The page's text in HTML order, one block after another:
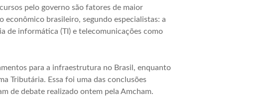
pelo governo são fatores de maior
econômico brasileiro, segundo especialistas: a
de informática (TI) e telecomunicações como
para a infraestrutura no Brasil, enquanto
Tributária. Essa foi uma das conclusões
de debate realizado ontem pela Amcham.